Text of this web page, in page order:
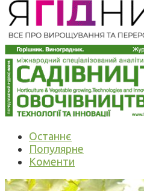
Останнє
Популярне
Коменти